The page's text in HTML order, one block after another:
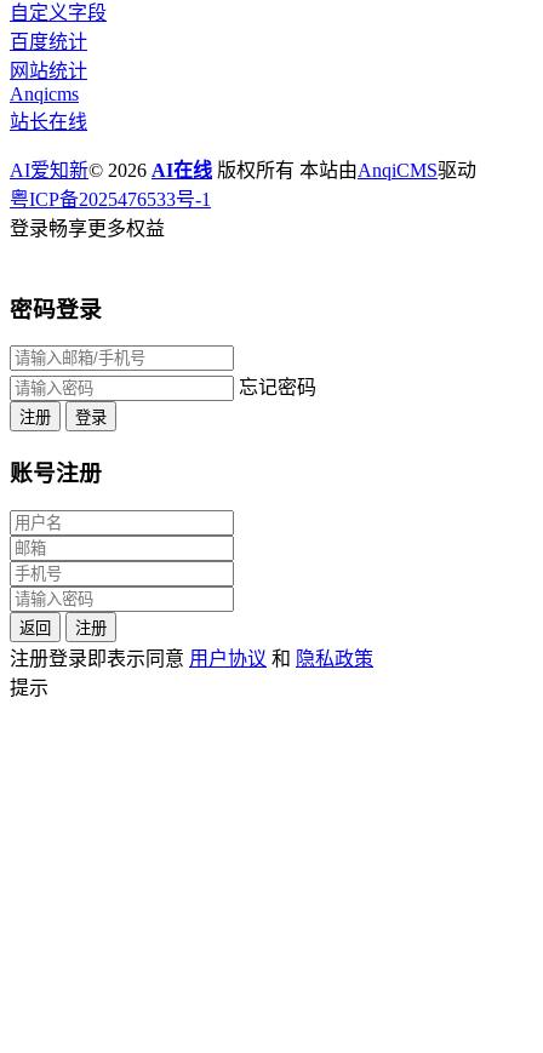
自定义字段
百度统计
网站统计
Anqicms
站长在线
AI爱知新© 2026 AI在线 版权所有 本站由AnqiCMS驱动
粤ICP备2025476533号-1
登录畅享更多权益
密码登录
忘记密码
注册 登录
账号注册
返回 注册
注册登录即表示同意 用户协议 和 隐私政策
提示